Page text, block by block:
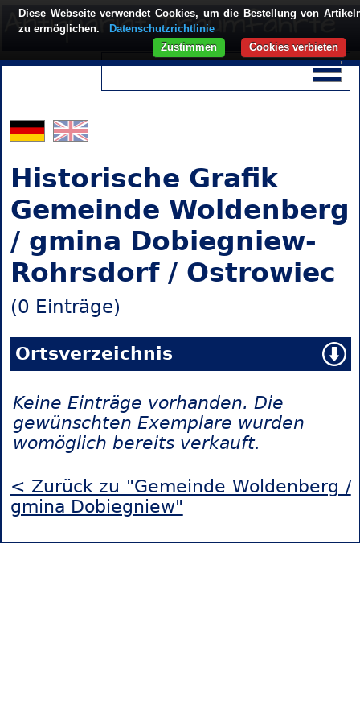
Historische Grafik
Gemeinde Woldenberg
/ gmina Dobiegniew-
Rohrsdorf / Ostrowiec
(0 Einträge)
Ortsverzeichnis
Keine Einträge vorhanden. Die
gewünschten Exemplare wurden
womöglich bereits verkauft.
< Zurück zu "Gemeinde Woldenberg /
gmina Dobiegniew"
Diese Webseite verwendet Cookies, um die Bestellung von
zu ermöglichen.
Datenschutzrichtlinie
Cookies verbieten
Zustimmen